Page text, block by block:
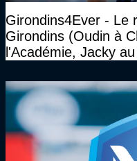
Girondins4Ever - Le
Girondins (Oudin à
l'Académie, Jacky